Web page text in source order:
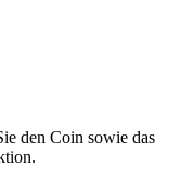
den Coin sowie das